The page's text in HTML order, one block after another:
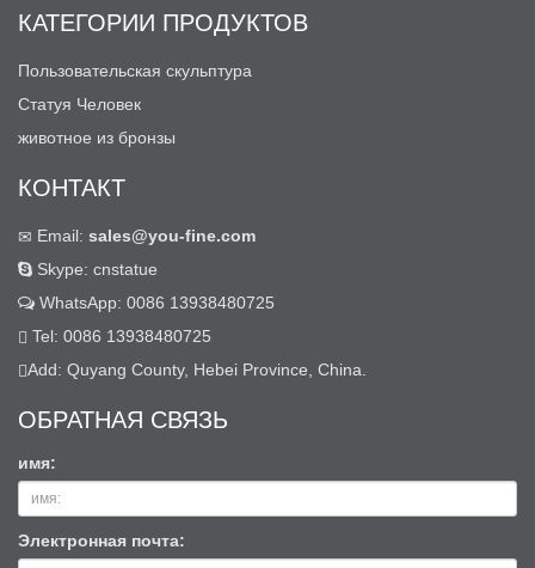
КАТЕГОРИИ ПРОДУКТОВ
Пользовательская скульптура
Статуя Человек
животное из бронзы
КОНТАКТ
Email: sales@you-fine.com
Skype: cnstatue
WhatsApp: 0086 13938480725
Tel: 0086 13938480725
Add: Quyang County, Hebei Province, China.
ОБРАТНАЯ СВЯЗЬ
имя:
Электронная почта: